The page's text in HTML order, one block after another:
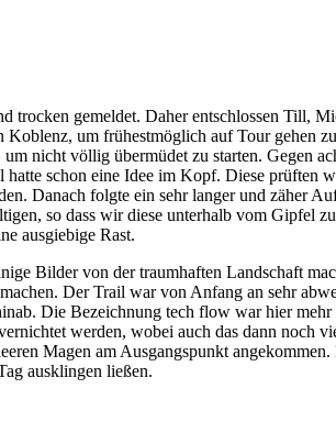
gemeldet. Daher entschlossen Till,
um frühestmöglich auf Tour gehen
nicht völlig übermüdet zu starten. Gegen
schon eine Idee im Kopf. Diese
Danach folgte ein sehr langer und zäher
so dass wir diese unterhalb vom Gipfel
ausgiebige Rast.
Bilder von der traumhaften Landschaft
Der Trail war von Anfang an sehr
Die Bezeichnung tech flow war hier mehr
werden, wobei auch das dann noch
Magen am Ausgangspunkt angekommen.
ausklingen ließen.